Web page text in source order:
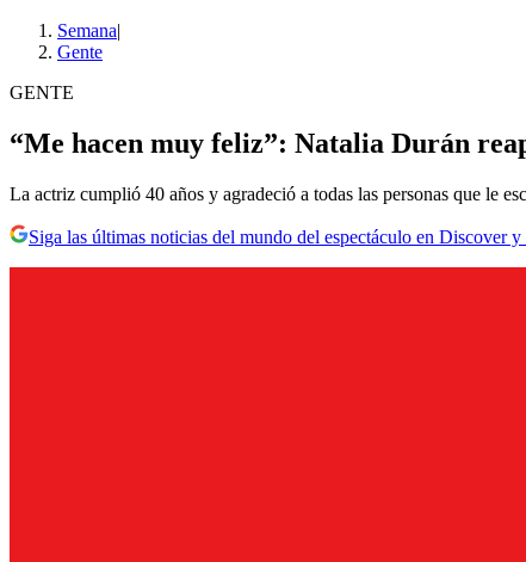
Semana|
Gente
GENTE
“Me hacen muy feliz”: Natalia Durán
La actriz cumplió 40 años y agradeció a todas las personas que le
Siga las últimas noticias del mundo del espectáculo en Discover y